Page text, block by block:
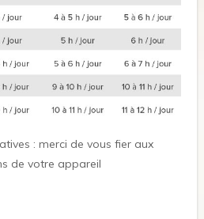
: merci de vous fier aux
de votre appareil